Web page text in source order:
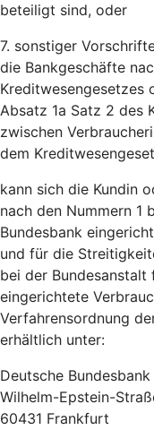
beteiligt sind, oder
7. sonstiger
die Bankgeschäfte
Kreditwesengesetzes
Absatz 1a Satz 2 des
zwischen
dem
kann sich die Kundin
nach den Nummern 1
Bundesbank
und für die
bei der
eingerichtete
Verfahrensordnung
erhältlich unter:
Deutsche Bundesbank
Wilhelm-Epstein-
60431 Frankfurt